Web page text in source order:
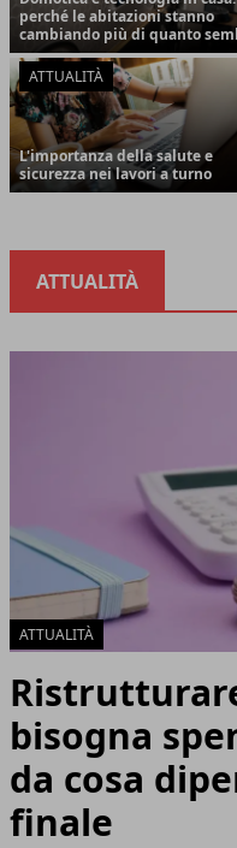
perché le abitazioni stanno
cambiando più di quanto
ATTUALITÀ
L'importanza della salute e
sicurezza nei lavori a turno
ATTUALITÀ
ATTUALITÀ
bisogna
da cosa
finale